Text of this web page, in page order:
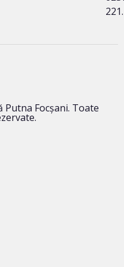
Focșani. Toate